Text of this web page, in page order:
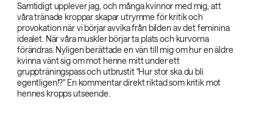
Samtidigt upplever jag, och många kvinnor med mig, att
våra tränade kroppar skapar utrymme för kritik och
provokation när vi börjar avvika från bilden av det feminina
idealet. När våra muskler börjar ta plats och kurvorna
förändras. Nyligen berättade en vän till mig om hur en äldre
kvinna vänt sig om mot henne mitt under ett
gruppträningspass och utbrustit "Hur stor ska du bli
egentligen!?" En kommentar direkt riktad som kritik mot
hennes kropps utseende.